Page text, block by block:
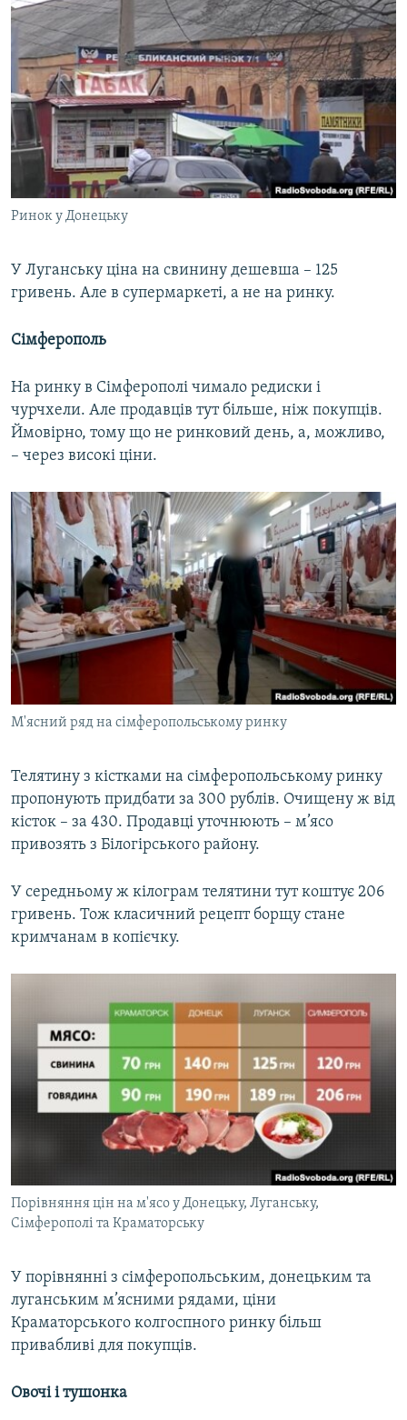
Ринок у Донецьку
У Луганську ціна на свинину дешевша – 125
гривень. Але в супермаркеті, а не на ринку.
Сімферополь
На ринку в Сімферополі чимало редиски і
чурчхели. Але продавців тут більше, ніж покупців.
Ймовірно, тому що не ринковий день, а, можливо,
– через високі ціни.
М'ясний ряд на сімферопольському ринку
​Телятину з кістками на сімферопольському ринку
пропонують придбати за 300 рублів. Очищену ж від
кісток – за 430. Продавці уточнюють – м’ясо
привозять з Білогірського району.
У середньому ж кілограм телятини тут коштує 206
гривень. Тож класичний рецепт борщу стане
кримчанам в копієчку.
Порівняння цін на м'ясо у Донецьку, Луганську,
Сімферополі та Краматорську
У порівнянні з сімферопольським, донецьким та
луганським м’ясними рядами, ціни
Краматорського колгоспного ринку більш
привабливі для покупців.
Овочі і тушонка